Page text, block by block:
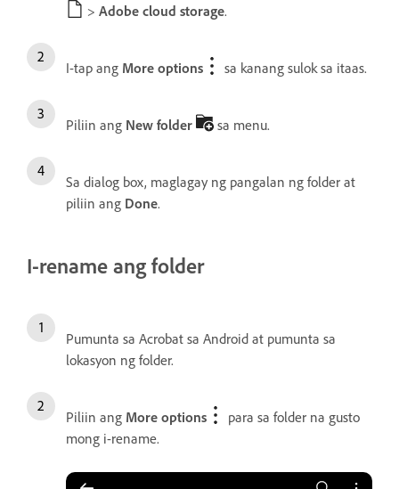
> Adobe cloud storage.
I-tap ang More options sa kanang sulok sa itaas.
Piliin ang New folder sa menu.
Sa dialog box, maglagay ng pangalan ng folder at
piliin ang Done.
I-rename ang folder
Pumunta sa Acrobat sa Android at pumunta sa
lokasyon ng folder.
Piliin ang More options
para sa folder na gusto
mong i-rename.